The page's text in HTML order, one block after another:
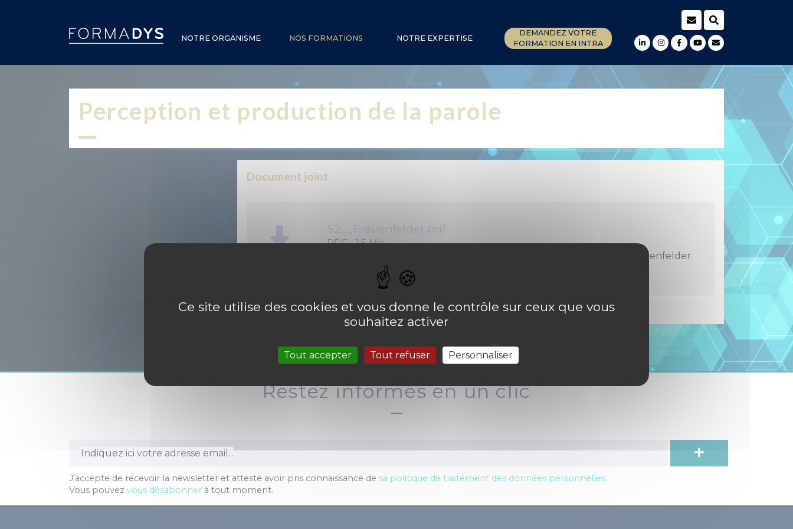
NOTRE ORGANISME NOS FORMATIONS NOTRE EXPERTISE
DEMANDEZ VOTRE
FORMATION EN INTRA
Perception et production de la parole
Document joint
S2__Frauenfelder.pdf
PDF-1.5 Mio
Support du cours "Perception et production de la parole" de U.Frauenfelder
Restez informés en un clic
J'accepte de recevoir la newsletter et atteste avoir pris connaissance de sa politique de traitement des données personnelles.
Vous pouvez vous désabonner à tout moment.
Ce site utilise des cookies et vous donne le contrôle sur ceux que vous
souhaitez activer
Tout accepter Tout refuser Personnaliser